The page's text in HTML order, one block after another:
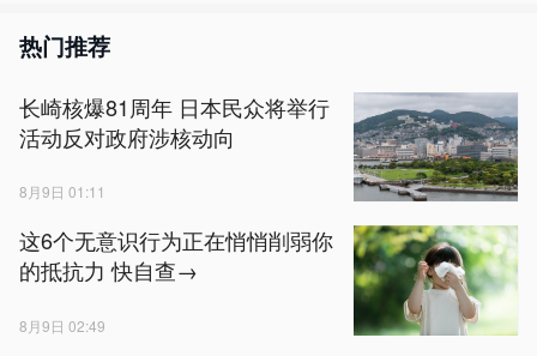
热门推荐
长崎核爆81周年 日本民众将举行
活动反对政府涉核动向
8月9日 01:11
这6个无意识行为正在悄悄削弱你
的抵抗力 快自查→
8月9日 02:49